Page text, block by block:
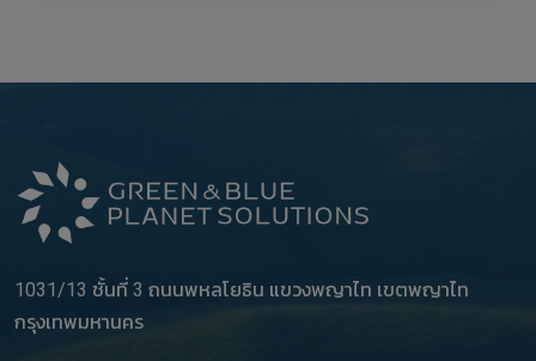
1031/13 ชั้นที่ 3 ถนนพหลโยธิน แขวงพญาไท เขตพญาไท
กรุงเทพมหานคร